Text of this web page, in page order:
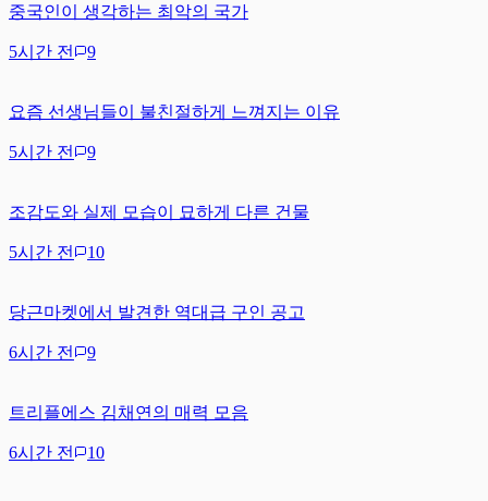
중국인이 생각하는 최악의 국가
5시간 전 9
요즘 선생님들이 불친절하게 느껴지는 이유
5시간 전 9
조감도와 실제 모습이 묘하게 다른 건물
5시간 전 10
당근마켓에서 발견한 역대급 구인 공고
6시간 전 9
트리플에스 김채연의 매력 모음
6시간 전 10